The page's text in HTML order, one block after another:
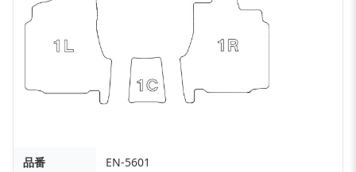
品番
EN-5601